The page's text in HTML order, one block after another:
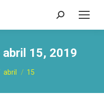
Buscar:
abril 15, 2019
abril 15